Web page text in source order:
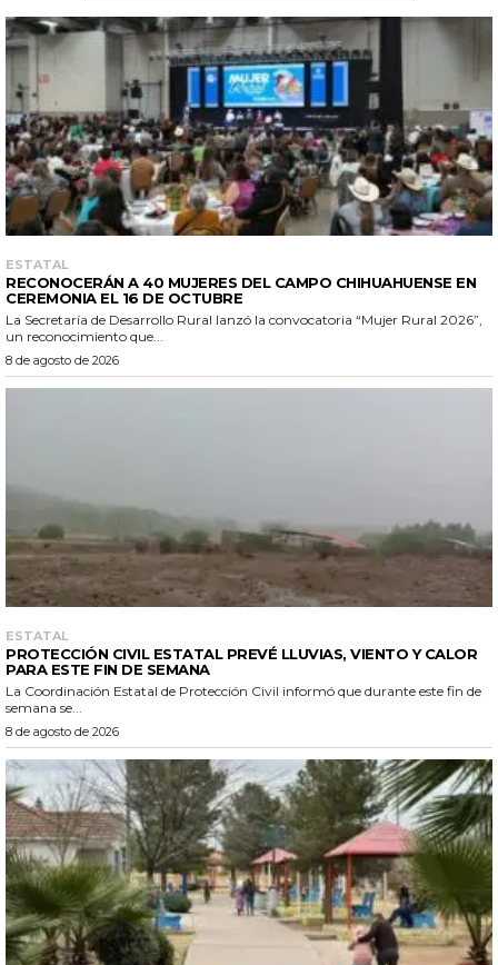
ESTATAL
RECONOCERÁN A 40 MUJERES DEL CAMPO CHIHUAHUENSE EN
CEREMONIA EL 16 DE OCTUBRE
La Secretaría de Desarrollo Rural lanzó la convocatoria “Mujer Rural 2026”,
un reconocimiento que...
8 de agosto de 2026
ESTATAL
PROTECCIÓN CIVIL ESTATAL PREVÉ LLUVIAS, VIENTO Y CALOR
PARA ESTE FIN DE SEMANA
La Coordinación Estatal de Protección Civil informó que durante este fin de
semana se...
8 de agosto de 2026